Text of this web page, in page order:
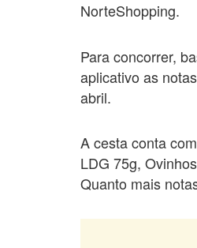
NorteShopping.
Para concorrer,
aplicativo as
abril.
A cesta conta
LDG 75g,
Quanto mais